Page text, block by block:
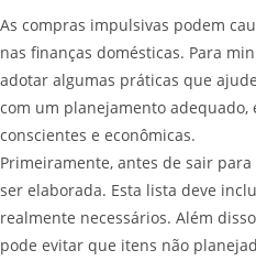
As compras impulsivas podem
nas finanças domésticas. Para
adotar algumas práticas que
com um planejamento adequado,
conscientes e econômicas.
Primeiramente, antes de sair
ser elaborada. Esta lista deve
realmente necessários. Além
pode evitar que itens não